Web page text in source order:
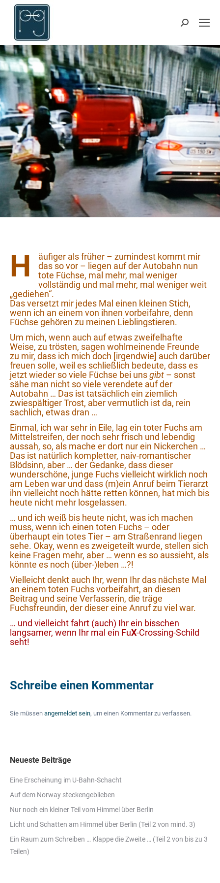
H
äufiger als früher – zumindest kommt mir
das so vor – liegen auf der Autobahn nun
tote Füchse, mal mehr, mal weniger
vollständig und mal mehr, mal weniger weit
„gediehen“.
Das versetzt mir jedes Mal einen kleinen Stich,
wenn ich an einem von ihnen vorbeifahre, denn
Füchse gehören zu meinen Lieblingstieren.
Um mich, wenn auch auf etwas zweifelhafte
Weise, zu trösten, sagen wohlmeinende Freunde
zu mir, dass ich mich doch [irgendwie] auch darüber
freuen solle, weil es schließlich bedeute, dass es
jetzt wieder so viele Füchse bei unsgibt – sonst
sähe man nicht so viele verendete auf der
Autobahn … Das ist tatsächlich ein ziemlich
zwiespältiger Trost, aber vermutlich ist da, rein
sachlich, etwas dran …
Einmal, ich war sehr in Eile, lag ein toter Fuchs am
Mittelstreifen, der noch sehr frisch und lebendig
aussah, so, als mache er dort nur ein Nickerchen …
Das ist natürlich kompletter, naiv-romantischer
Blödsinn, aber … der Gedanke, dass dieser
wunderschöne, junge Fuchs vielleicht wirklich noch
am Leben war und dass (m)ein Anruf beim Tierarzt
ihn vielleicht noch hätte retten können, hat mich bis
heute nicht mehr losgelassen.
… und ich weiß bis heute nicht, was ich machen
muss, wenn ich einen toten Fuchs – oder
überhaupt ein totes Tier – am Straßenrand liegen
sehe. Okay, wenn es zweigeteilt wurde, stellen sich
keine Fragen mehr, aber … wenn es so aussieht, als
könnte es noch (über-)leben …?!
Vielleicht denkt auch Ihr, wenn Ihr das nächste Mal
an einem toten Fuchs vorbeifahrt, an diesen
Beitrag und seine Verfasserin, die träge
Fuchsfreundin, der dieser eine Anruf zu viel war.
… und vielleicht fahrt (auch) Ihr ein bisschen
langsamer, wenn Ihr mal ein FuX-Crossing-Schild
seht!
Schreibe einen Kommentar
Sie müssen angemeldet sein, um einen Kommentar zu verfassen.
Neueste Beiträge
Eine Erscheinung im U-Bahn-Schacht
Auf dem Norway steckengeblieben
Nur noch ein kleiner Teil vom Himmel über Berlin
Licht und Schatten am Himmel über Berlin (Teil 2 von mind. 3)
Ein Raum zum Schreiben … Klappe die Zweite … (Teil 2 von bis zu 3
Teilen)